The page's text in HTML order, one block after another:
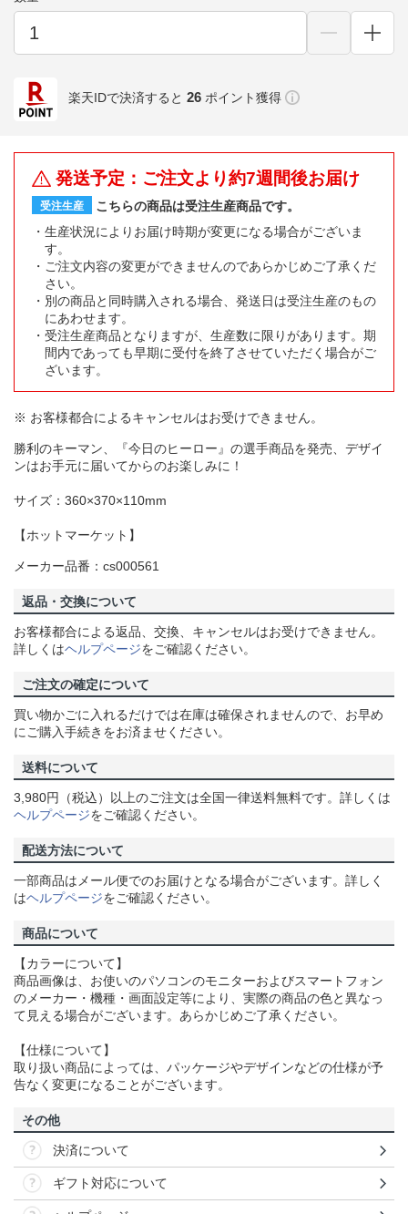
楽天IDで決済すると 26 ポイント獲得
発送予定：ご注文より約7週間後お届け
受注生産
こちらの商品は受注生産商品です。
生産状況によりお届け時期が変更になる場合がございま
す。
ご注文内容の変更ができませんのであらかじめご了承くだ
さい。
別の商品と同時購入される場合、発送日は受注生産のもの
にあわせます。
受注生産商品となりますが、生産数に限りがあります。期
間内であっても早期に受付を終了させていただく場合がご
ざいます。
※ お客様都合によるキャンセルはお受けできません。
勝利のキーマン、『今日のヒーロー』の選手商品を発売、デザイ
ンはお手元に届いてからのお楽しみに！
サイズ：360×370×110mm
【ホットマーケット】
メーカー品番：cs000561
返品・交換について
お客様都合による返品、交換、キャンセルはお受けできません。
詳しくはヘルプページをご確認ください。
ご注文の確定について
買い物かごに入れるだけでは在庫は確保されませんので、お早め
にご購入手続きをお済ませください。
送料について
3,980円（税込）以上のご注文は全国一律送料無料です。詳しくは
ヘルプページをご確認ください。
配送方法について
一部商品はメール便でのお届けとなる場合がございます。詳しく
はヘルプページをご確認ください。
商品について
【カラーについて】
商品画像は、お使いのパソコンのモニターおよびスマートフォン
のメーカー・機種・画面設定等により、実際の商品の色と異なっ
て見える場合がございます。あらかじめご了承ください。
【仕様について】
取り扱い商品によっては、パッケージやデザインなどの仕様が予
告なく変更になることがございます。
その他
決済について
ギフト対応について